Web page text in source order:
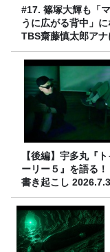
#17. 篠塚大輝も「
うに広がる背中」に
TBS齋藤慎太郎アナ
ンズフィジークの
【後編】宇多丸『
ーリー５』を語る
書き起こし